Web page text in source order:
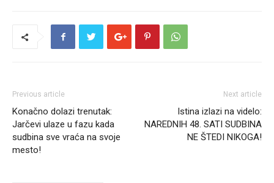
Previous article
Konačno dolazi trenutak:
Jarčevi ulaze u fazu kada
sudbina sve vraća na svoje
mesto!
Next article
Istina izlazi na videlo:
NAREDNIH 48. SATI SUDBINA
NE ŠTEDI NIKOGA!